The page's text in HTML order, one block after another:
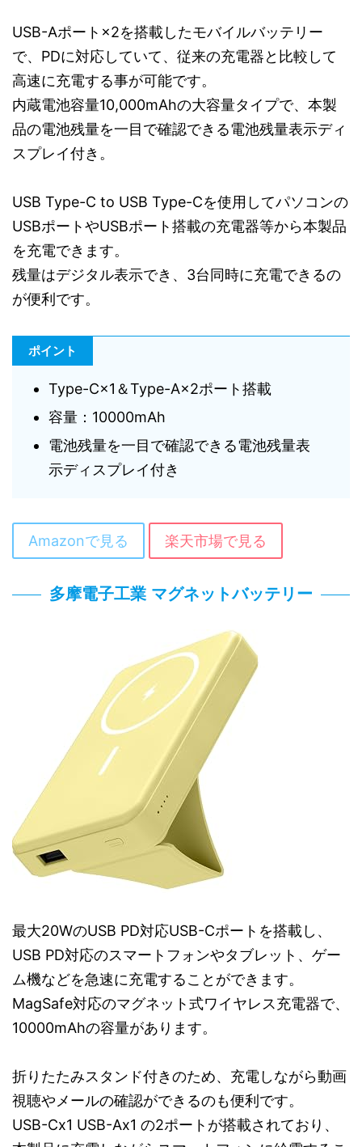
USB-Aポート×2を搭載したモバイルバッテリー
で、PDに対応していて、従来の充電器と比較して
高速に充電する事が可能です。
内蔵電池容量10,000mAhの大容量タイプで、本製
品の電池残量を一目で確認できる電池残量表示ディ
スプレイ付き。
USB Type-C to USB Type-Cを使用してパソコンの
USBポートやUSBポート搭載の充電器等から本製品
を充電できます。
残量はデジタル表示でき、3台同時に充電できるの
が便利です。
ポイント
Type-C×1＆Type-A×2ポート搭載
容量：10000mAh
電池残量を一目で確認できる電池残量表
示ディスプレイ付き
Amazonで見る 楽天市場で見る
多摩電子工業 マグネットバッテリー
最大20WのUSB PD対応USB-Cポートを搭載し、
USB PD対応のスマートフォンやタブレット、ゲー
ム機などを急速に充電することができます。
MagSafe対応のマグネット式ワイヤレス充電器で、
10000mAhの容量があります。
折りたたみスタンド付きのため、充電しながら動画
視聴やメールの確認ができるのも便利です。
USB-Cx1 USB-Ax1 の2ポートが搭載されており、